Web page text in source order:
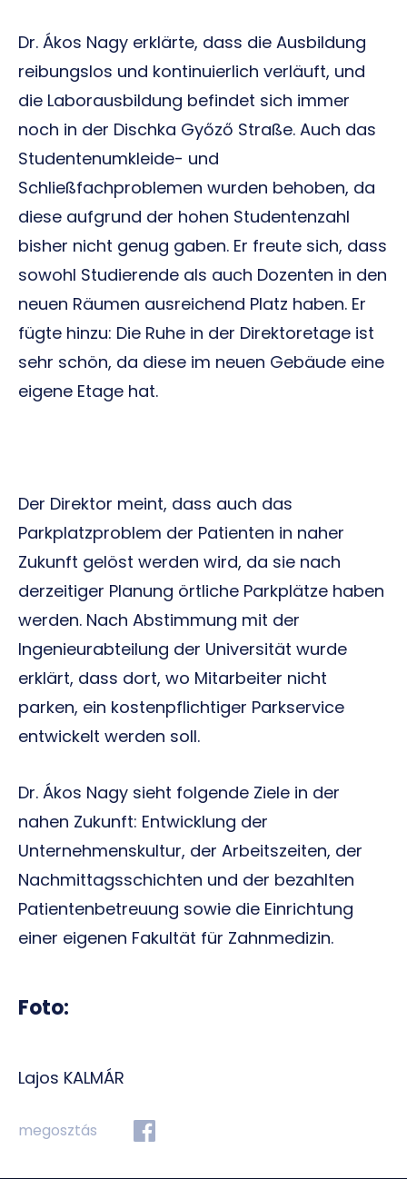
Dr. Ákos Nagy erklärte, dass die Ausbildung
reibungslos und kontinuierlich verläuft, und
die Laborausbildung befindet sich immer
noch in der Dischka Győző Straße. Auch das
Studentenumkleide- und
Schließfachproblemen wurden behoben, da
diese aufgrund der hohen Studentenzahl
bisher nicht genug gaben. Er freute sich, dass
sowohl Studierende als auch Dozenten in den
neuen Räumen ausreichend Platz haben. Er
fügte hinzu: Die Ruhe in der Direktoretage ist
sehr schön, da diese im neuen Gebäude eine
eigene Etage hat.
Der Direktor meint, dass auch das
Parkplatzproblem der Patienten in naher
Zukunft gelöst werden wird, da sie nach
derzeitiger Planung örtliche Parkplätze haben
werden. Nach Abstimmung mit der
Ingenieurabteilung der Universität wurde
erklärt, dass dort, wo Mitarbeiter nicht
parken, ein kostenpflichtiger Parkservice
entwickelt werden soll.
Dr. Ákos Nagy sieht folgende Ziele in der
nahen Zukunft: Entwicklung der
Unternehmenskultur, der Arbeitszeiten, der
Nachmittagsschichten und der bezahlten
Patientenbetreuung sowie die Einrichtung
einer eigenen Fakultät für Zahnmedizin.
Foto:
Lajos KALMÁR
megosztás